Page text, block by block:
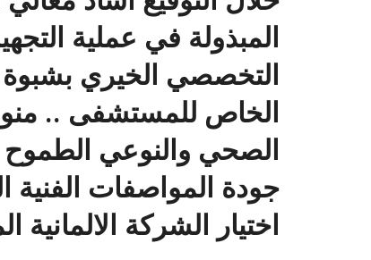
المبذولة في عملية
التخصصي الخيري
الخاص للمستشفى ..
الصحي والنوعي
جودة المواصفات الفنية
اختيار الشركة الالمانية